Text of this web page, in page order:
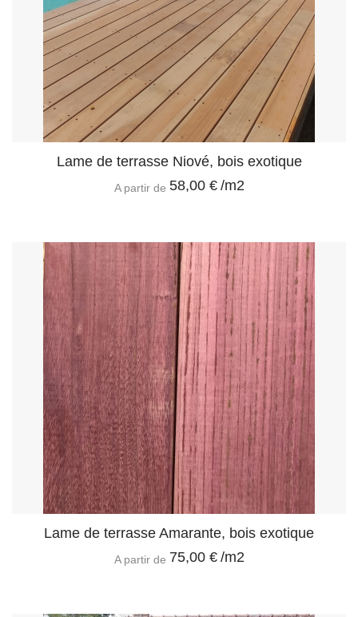
Lame de terrasse Niové, bois exotique
A partir de 58,00 € /m2
Lame de terrasse Amarante, bois exotique
A partir de 75,00 € /m2